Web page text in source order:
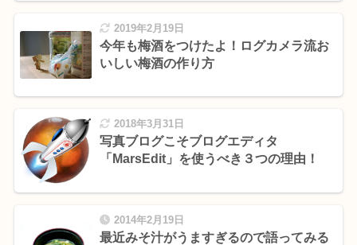
2019年2月19日
今年も梅酒をつけたよ！ログカメラ流お
いしい梅酒の作り方
2018年3月31日
写真ブログこそブログエディタ
「MarsEdit」を使うべき３つの理由！
2014年2月19日
最近みそ汁がうますぎるので語ってみる